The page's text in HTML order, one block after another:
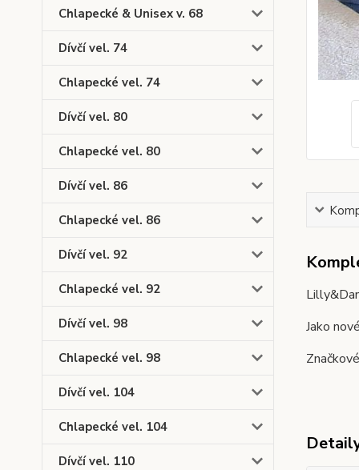
Chlapecké & Unisex v. 68
Dívčí vel. 74
Chlapecké vel. 74
Dívčí vel. 80
Chlapecké vel. 80
Dívčí vel. 86
Chlapecké vel. 86
Dívčí vel. 92
Chlapecké vel. 92
Dívčí vel. 98
Chlapecké vel. 98
Dívčí vel. 104
Chlapecké vel. 104
Dívčí vel. 110
Jako